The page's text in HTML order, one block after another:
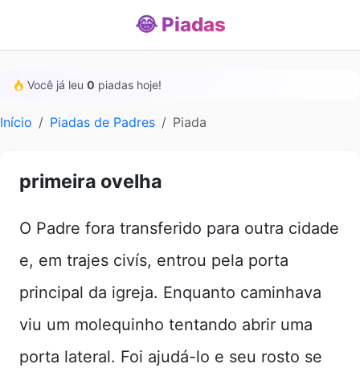
😂 Piadas
Você já leu 0 piadas hoje!
Início Piadas de Padres Piada
primeira ovelha
O Padre fora transferido para outra cidade
e, em trajes civís, entrou pela porta
principal da igreja. Enquanto caminhava
viu um molequinho tentando abrir uma
porta lateral. Foi ajudá-lo e seu rosto se